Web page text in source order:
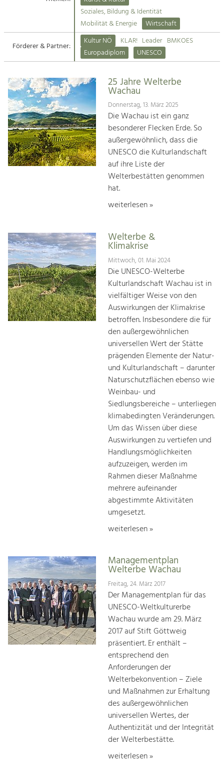
Suche
Impressum
Kontakt
Angebotsentwicklung und
Handwerk, Wissenschaft und Forschung.
Soziales, Bildung &
Identität
Gleichberechtigung, Jugend und
Integration
Mobilität & Energie
Klimawandel, öffentlicher Verkehr und
Steigerung regionaler Wertschöpfung
Soziales, Bildung & Identität
Mobilität & Energie
Wirtschaft
Förderer & Partner:
Kultur NÖ KLAR! Leader BMKOES
Europadiplom
UNESCO
25 Jahre Welterbe
Wachau
Donnerstag, 13. März 2025
Die Wachau ist ein ganz
besonderer Flecken Erde. So
außergewöhnlich, dass die
UNESCO die Kulturlandschaft
auf ihre Liste der
Welterbestätten genommen
hat.
weiterlesen »
Welterbe &
Klimakrise
Mittwoch, 01. Mai 2024
Die UNESCO-Welterbe
Kulturlandschaft Wachau ist in
vielfältiger Weise von den
Auswirkungen der Klimakrise
betroffen. Insbesondere die für
den außergewöhnlichen
universellen Wert der Stätte
prägenden Elemente der Natur-
und Kulturlandschaft – darunter
Naturschutzflächen ebenso wie
Weinbau- und
Siedlungsbereiche – unterliegen
klimabedingten Veränderungen.
Um das Wissen über diese
Auswirkungen zu vertiefen und
Handlungsmöglichkeiten
aufzuzeigen, werden im
Rahmen dieser Maßnahme
mehrere aufeinander
abgestimmte Aktivitäten
umgesetzt.
weiterlesen »
Managementplan
Welterbe Wachau
Freitag, 24. März 2017
Der Managementplan für das
UNESCO-Weltkulturerbe
Wachau wurde am 29. März
2017 auf Stift Göttweig
präsentiert. Er enthält –
entsprechend den
Anforderungen der
Welterbekonvention – Ziele
und Maßnahmen zur Erhaltung
des außergewöhnlichen
universellen Wertes, der
Authentizität und der Integrität
der Welterbestätte.
weiterlesen »